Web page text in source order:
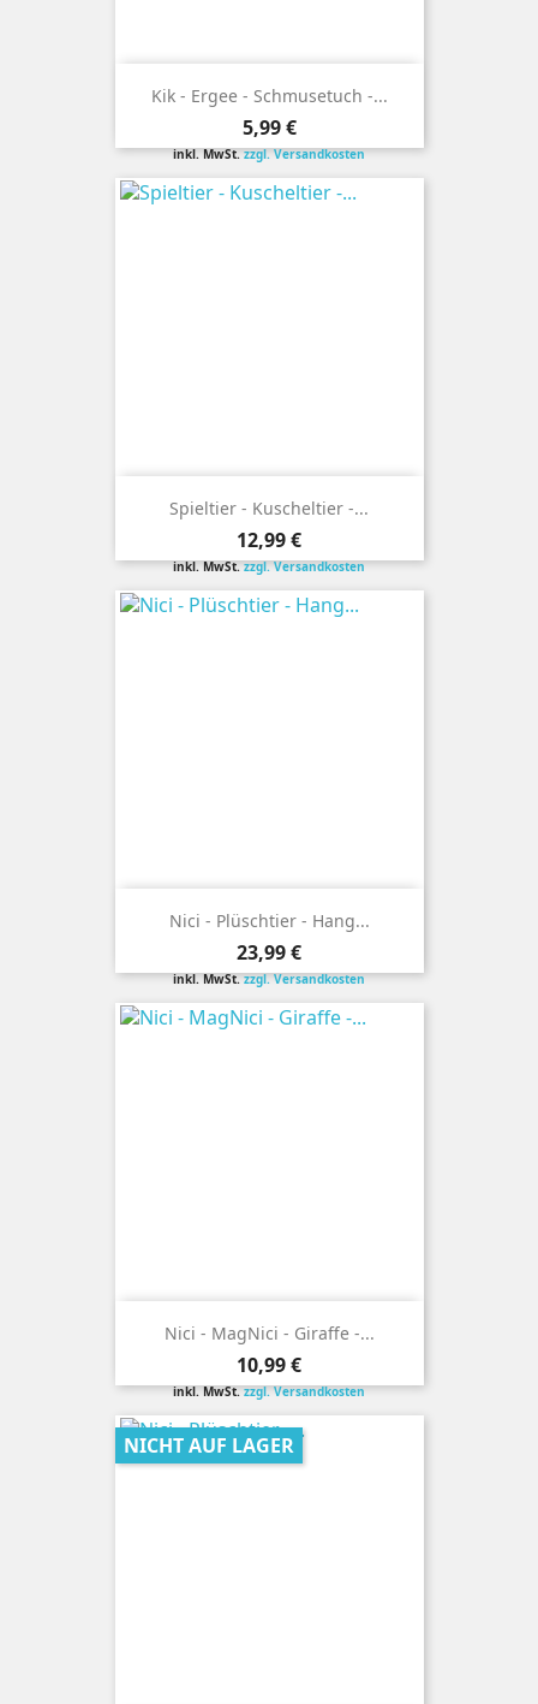
Kik - Ergee - Schmusetuch -...
Preis
5,99 €
inkl. MwSt.zzgl. Versandkosten
Spieltier - Kuscheltier -...
Preis
12,99 €
inkl. MwSt.zzgl. Versandkosten
Nici - Plüschtier - Hang...
Preis
23,99 €
inkl. MwSt.zzgl. Versandkosten
Nici - MagNici - Giraffe -...
Preis
10,99 €
inkl. MwSt.zzgl. Versandkosten
NICHT AUF LAGER